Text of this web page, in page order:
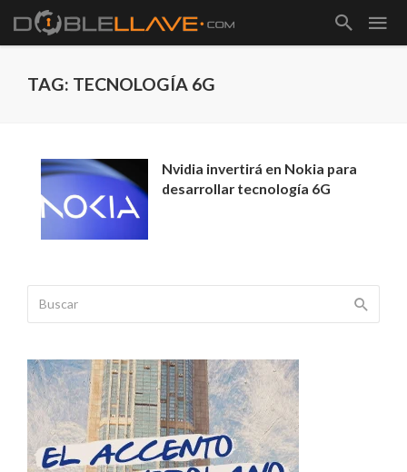
TAG: TECNOLOGÍA 6G
Nvidia invertirá en Nokia para
desarrollar tecnología 6G